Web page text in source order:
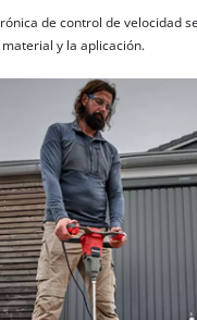
de control de velocidad
y la aplicación.